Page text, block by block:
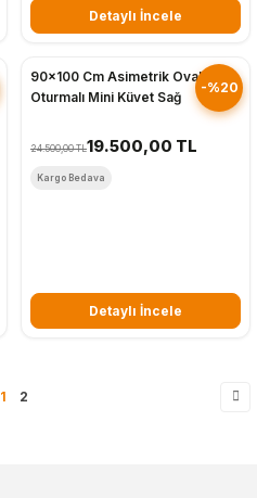
Detaylı İncele
-%20
90x100 Cm Asimetrik Oval
Oturmalı Mini Küvet Sağ
24.500,00 TL19.500,00 TL
Kargo Bedava
Detaylı İncele
1 2